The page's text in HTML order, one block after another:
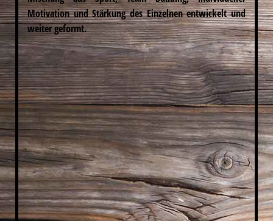
Motivation und Stärkung des Einzelnen entwickelt und
weiter geformt.